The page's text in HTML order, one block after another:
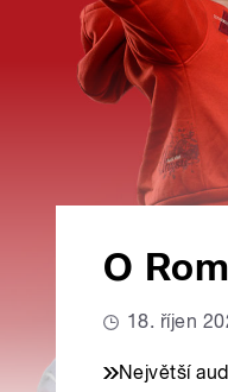
O
18. říjen
Největší